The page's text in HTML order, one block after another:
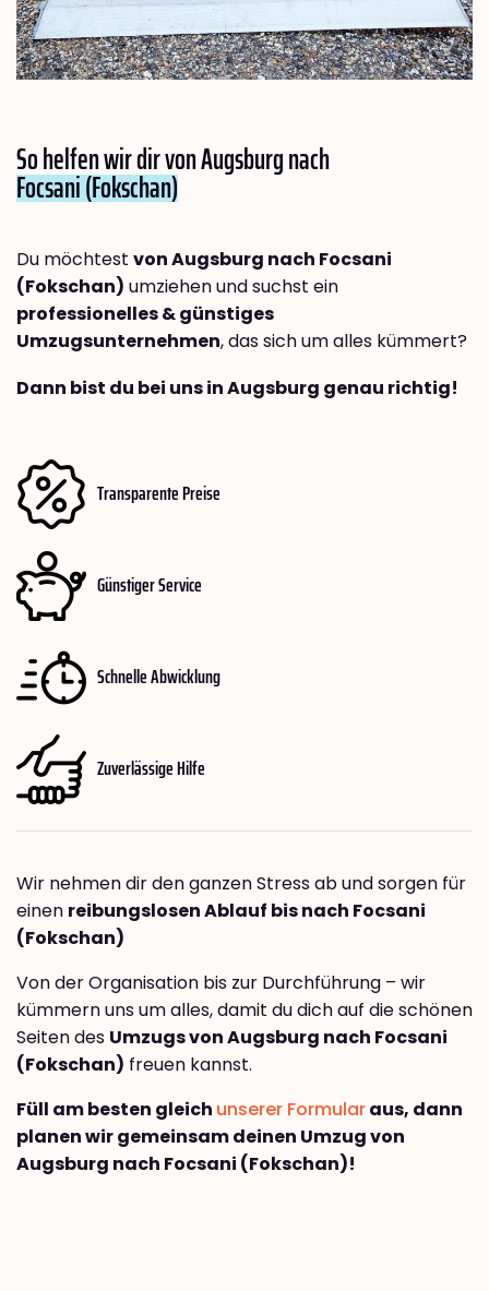
So helfen wir dir von Augsburg nach
Focsani (Fokschan)
Du möchtest von Augsburg nach Focsani
(Fokschan) umziehen und suchst ein
professionelles & günstiges
Umzugsunternehmen, das sich um alles kümmert?
Dann bist du bei uns in Augsburg genau richtig!
Transparente Preise
Günstiger Service
Schnelle Abwicklung
Zuverlässige Hilfe
Wir nehmen dir den ganzen Stress ab und sorgen für
einen reibungslosen Ablauf bis nach Focsani
(Fokschan)
Von der Organisation bis zur Durchführung – wir
kümmern uns um alles, damit du dich auf die schönen
Seiten des Umzugs von Augsburg nach Focsani
(Fokschan) freuen kannst.
Füll am besten gleich unserer Formularaus, dann
planen wir gemeinsam deinen Umzug von
Augsburg nach Focsani (Fokschan)!